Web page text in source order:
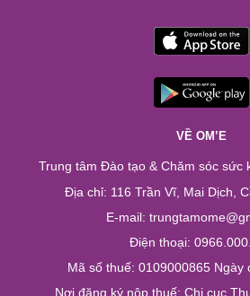
VỀ OM’E
Trung tâm Đào tạo & Chăm sóc sức
Địa chỉ: 116 Trần Vĩ, Mai Dịch,
E-mail:
Điện thoại:
Mã số thuế: 0109000865 Ngày
Nơi đăng ký nộp thuế: Chi cục